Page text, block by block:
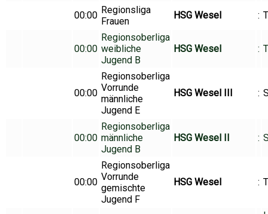
00:00 Regionsliga
Frauen
HSG Wesel :
00:00
Regionsoberliga
weibliche
Jugend B
HSG Wesel :
00:00
Regionsoberliga
Vorrunde
männliche
Jugend E
HSG Wesel III :
00:00
Regionsoberliga
männliche
Jugend B
HSG Wesel II :
00:00
Regionsoberliga
Vorrunde
gemischte
Jugend F
HSG Wesel :